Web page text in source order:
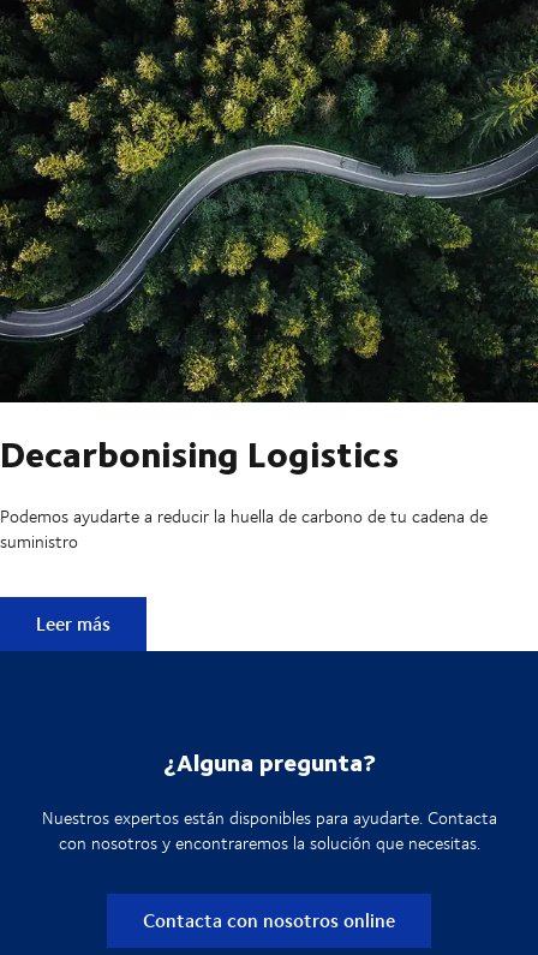
Decarbonising Logistics
Podemos ayudarte a reducir la huella de carbono de tu cadena de
suministro
Decarbonising Logistics
Leer más
¿Alguna pregunta?
Nuestros expertos están disponibles para ayudarte. Contacta
con nosotros y encontraremos la solución que necesitas.
Contacta con nosotros online